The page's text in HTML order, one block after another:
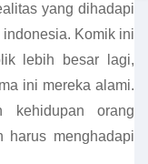
yang dihadapi
Komik ini
lebih besar lagi,
ini mereka alami.
kehidupan orang
harus menghadapi